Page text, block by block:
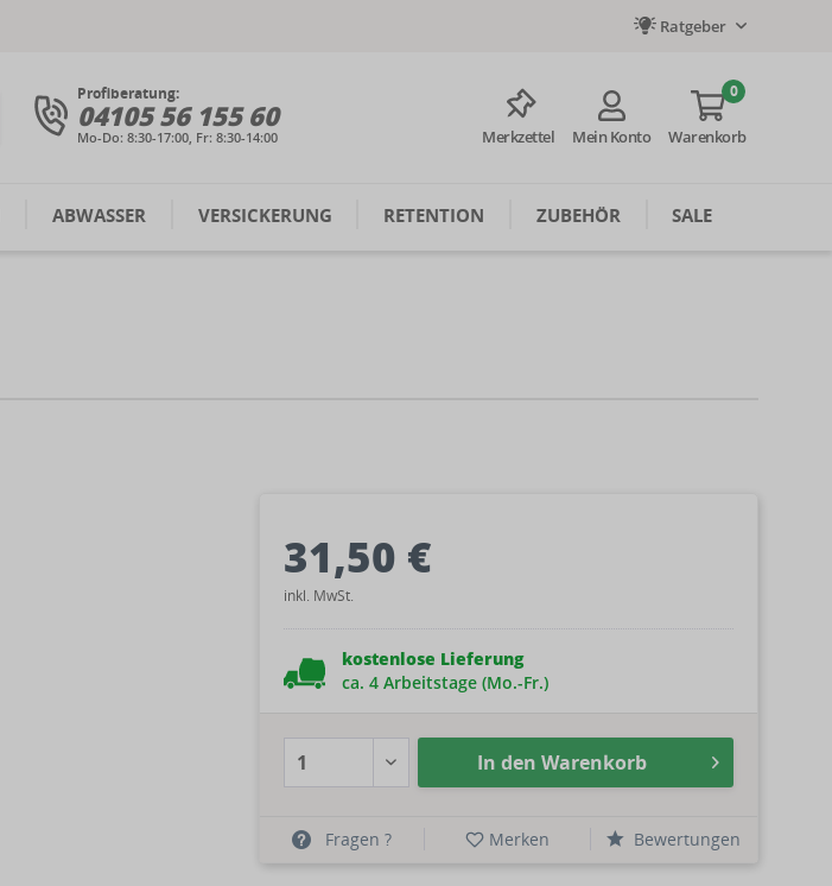
Ratgeber
Profiberatung:
04105 56 155 60
Mo-Do: 8:30-17:00, Fr: 8:30-14:00 Merkzettel Mein Konto
0
Warenkorb
ABWASSER VERSICKERUNG RETENTION ZUBEHÖR SALE
31,50 €
inkl. MwSt.
kostenlose Lieferung
ca. 4 Arbeitstage (Mo.-Fr.)
In den Warenkorb
Fragen ? Merken Bewertungen